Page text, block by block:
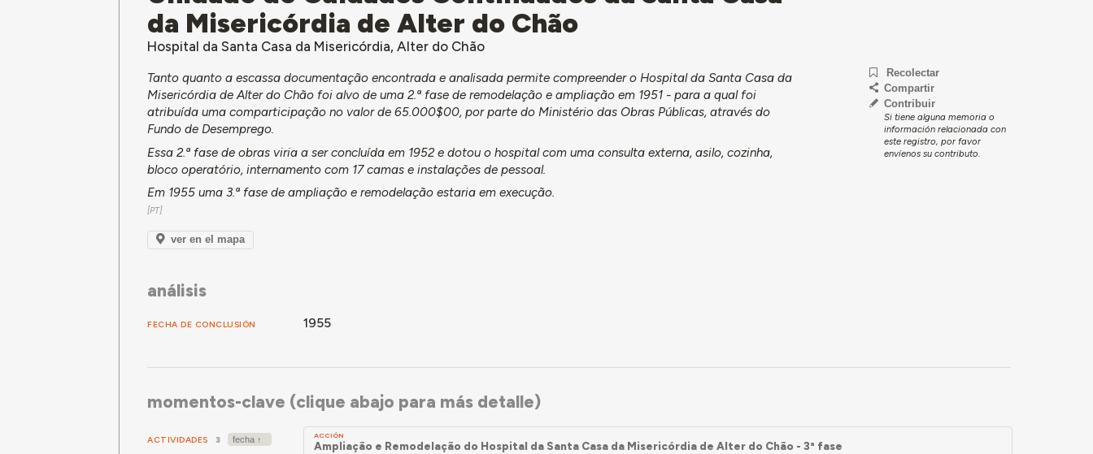
da Misericórdia de Alter do Chão
Hospital da Santa Casa da Misericórdia, Alter do Chão
Tanto quanto a escassa documentação encontrada e analisada permite compreender o Hospital da Santa Casa da
Misericórdia de Alter do Chão foi alvo de uma 2.ª fase de remodelação e ampliação em 1951 - para a qual foi
atribuída uma comparticipação no valor de 65.000$00, por parte do Ministério das Obras Públicas, através do
Fundo de Desemprego.
Essa 2.ª fase de obras viria a ser concluída em 1952 e dotou o hospital com uma consulta externa, asilo, cozinha,
bloco operatório, internamento com 17 camas e instalações de pessoal.
Em 1955 uma 3.ª fase de ampliação e remodelação estaria em execução.
ver en el mapa
Recolectar
Compartir
Contribuir
Si tiene alguna memoria o
información relacionada con
este registro, por favor
envíenos su contributo.
análisis
FECHA DE CONCLUSIÓN 1955
momentos-clave (clique abajo para más detalle)
ACTIVIDADES 3 ACCIÓN
Ampliação e Remodelação do Hospital da Santa Casa da Misericórdia de Alter do Chão - 3ª fase